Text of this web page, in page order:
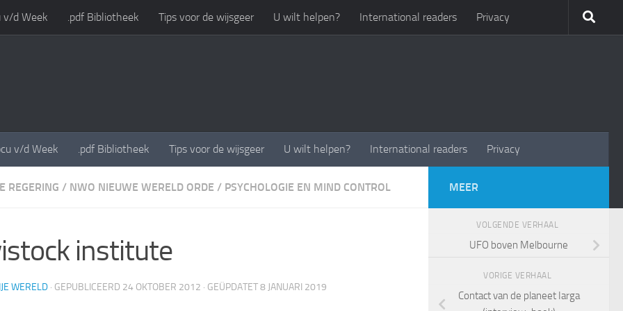
v/d Week .pdf Bibliotheek Tips voor de wijsgeer U wilt helpen? International readers Privacy
v/d Week .pdf Bibliotheek Tips voor de wijsgeer U wilt helpen? International readers Privacy
REGERING / NWO NIEUWE WERELD ORDE / PSYCHOLOGIE EN MIND CONTROL
institute
WERELD · GEPUBLICEERD 24 OKTOBER 2012 · GEÜPDATET8 JANUARI 2019
MEER
VOLGENDE VERHAAL
UFO boven Melbourne
VORIGE VERHAAL
Contact van de planeet Iarga